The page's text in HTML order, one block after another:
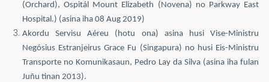
(Orchard), Ospitál Mount Elizabeth (Novena) no Parkway East
Hospital.) (asina iha 08 Aug 2019)
Akordu Servisu Aéreu (hotu ona) asina husi Vise-Ministru
Negósius Estranjeirus Grace Fu (Singapura) no husi Eis-Ministru
Transporte no Komunikasaun, Pedro Lay da Silva (asina iha fulan
Juñu tinan 2013).